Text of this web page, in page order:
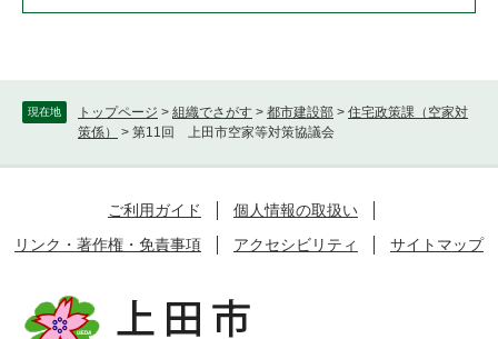
現在地 トップページ > 組織でさがす > 都市建設部 > 住宅政策課（空家対
策係）
> 第11回 上田市空家等対策協議会
ご利用ガイド
個人情報の取扱い
リンク・著作権・免責事項
アクセシビリティ サイトマップ